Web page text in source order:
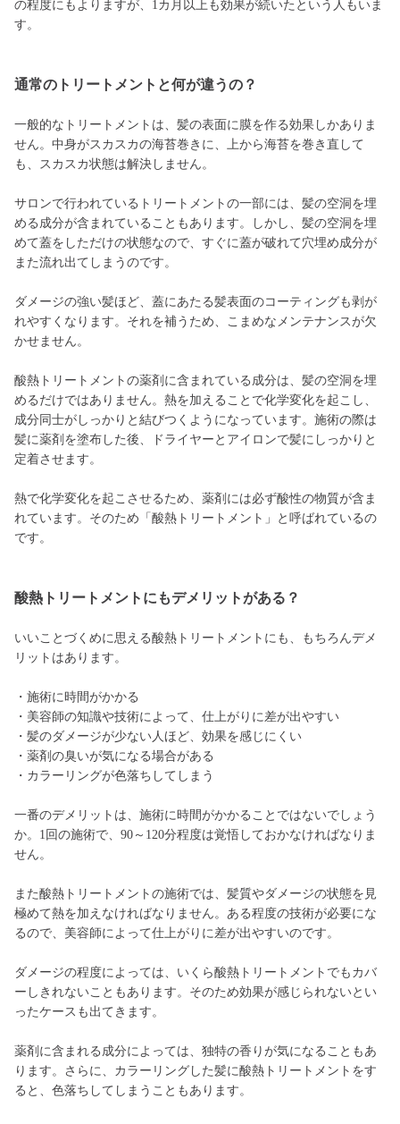
の程度にもよりますが、1カ月以上も効果が続いたという人もいま
す。
通常のトリートメントと何が違うの？
一般的なトリートメントは、髪の表面に膜を作る効果しかありま
せん。中身がスカスカの海苔巻きに、上から海苔を巻き直して
も、スカスカ状態は解決しません。
サロンで行われているトリートメントの一部には、髪の空洞を埋
める成分が含まれていることもあります。しかし、髪の空洞を埋
めて蓋をしただけの状態なので、すぐに蓋が破れて穴埋め成分が
また流れ出てしまうのです。
ダメージの強い髪ほど、蓋にあたる髪表面のコーティングも剥が
れやすくなります。それを補うため、こまめなメンテナンスが欠
かせません。
酸熱トリートメントの薬剤に含まれている成分は、髪の空洞を埋
めるだけではありません。熱を加えることで化学変化を起こし、
成分同士がしっかりと結びつくようになっています。施術の際は
髪に薬剤を塗布した後、ドライヤーとアイロンで髪にしっかりと
定着させます。
熱で化学変化を起こさせるため、薬剤には必ず酸性の物質が含ま
れています。そのため「酸熱トリートメント」と呼ばれているの
です。
酸熱トリートメントにもデメリットがある？
いいことづくめに思える酸熱トリートメントにも、もちろんデメ
リットはあります。
・施術に時間がかかる
・美容師の知識や技術によって、仕上がりに差が出やすい
・髪のダメージが少ない人ほど、効果を感じにくい
・薬剤の臭いが気になる場合がある
・カラーリングが色落ちしてしまう
一番のデメリットは、施術に時間がかかることではないでしょう
か。1回の施術で、90～120分程度は覚悟しておかなければなりま
せん。
また酸熱トリートメントの施術では、髪質やダメージの状態を見
極めて熱を加えなければなりません。ある程度の技術が必要にな
るので、美容師によって仕上がりに差が出やすいのです。
ダメージの程度によっては、いくら酸熱トリートメントでもカバ
ーしきれないこともあります。そのため効果が感じられないとい
ったケースも出てきます。
薬剤に含まれる成分によっては、独特の香りが気になることもあ
ります。さらに、カラーリングした髪に酸熱トリートメントをす
ると、色落ちしてしまうこともあります。